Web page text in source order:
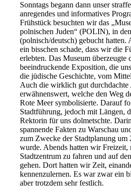
Sonntags begann dann unser
anregendes und informatives
Frühstück besuchten wir das
polnischen Juden“ (POLIN), in
(polnisch/deutsch) gebucht hatten.
ein bisschen schade, dass wir die
erlebten. Das Museum überzeugte
beeindruckende Exposition, die
die jüdische Geschichte, vom
Auch die wirklich gut durchdachte
erwähnenswert, welche den Weg
Rote Meer symbolisierte. Darauf
Stadtführung, jedoch mit Längen,
Rektorin für uns dolmetschte.
spannende Fakten zu Warschau
zum Zwecke der Stadtplanung um
wurde. Abends hatten wir
Stadtzentrum zu fahren und auf
gehen. Dort hatten wir Zeit,
kennenzulernen. Es war zwar ein
aber trotzdem sehr festlich.